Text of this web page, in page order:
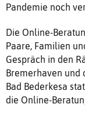
Pandemie noch
Die Online-
Paare, Familien
Gespräch in den
Bremerhaven und
Bad Bederkesa
die Online-